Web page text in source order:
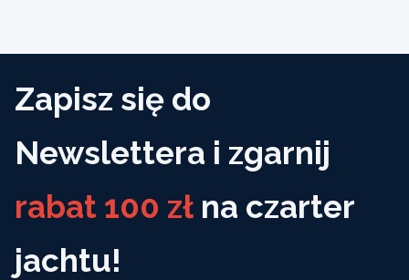
Zapisz się do
Newslettera i zgarnij
rabat 100 zł na czarter
jachtu!